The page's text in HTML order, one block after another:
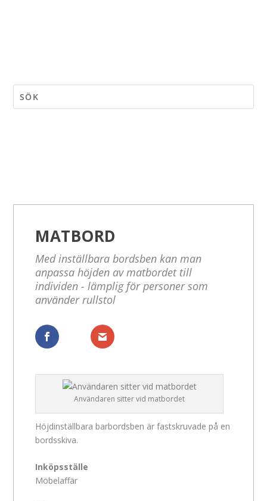
MATBORD
Med inställbara bordsben kan man
anpassa höjden av matbordet till
individen - lämplig för personer som
använder rullstol
Användaren sitter vid matbordet
Höjdinställbara barbordsben är fastskruvade på en
bordsskiva.
Inköpsställe
Möbelaffär